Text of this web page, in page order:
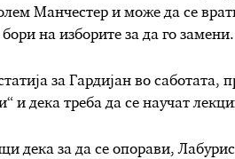
Манчестер и може да се
на изборите за да го замени.
за Гардијан во саботата,
и дека треба да се научат
дека за да се опорави,